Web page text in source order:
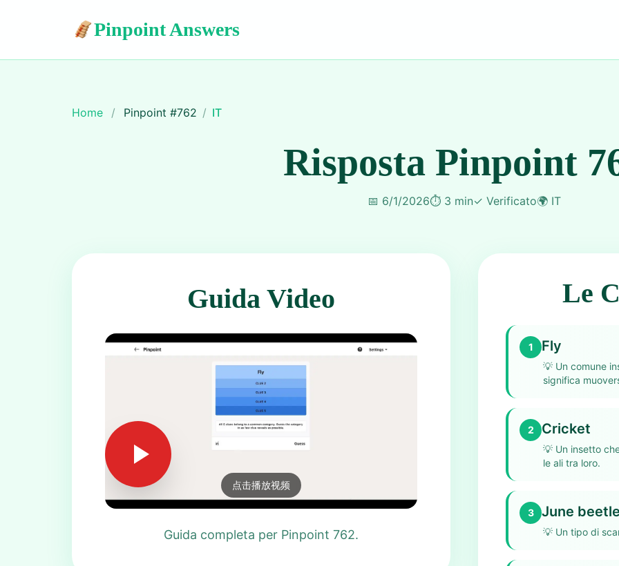
Pinpoint Answers
Home / Pinpoint #762 / IT
Risposta Pinpoint
📅 6/1/2026⏱️ 3 min✓ Verificato🌍 IT
Guida Video
点击播放视频
Guida completa per Pinpoint 762.
Le
1 Fly
💡 Un comune
significa
2 Cricket
💡 Un insetto
le ali tra loro.
3 June
💡 Un tipo di